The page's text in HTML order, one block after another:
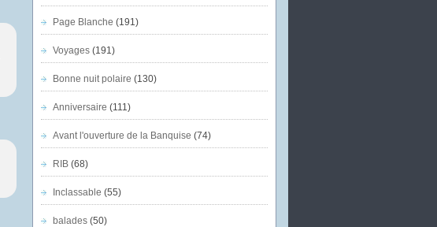
Page Blanche (191)
Voyages(191)
Bonne nuit polaire (130)
Anniversaire (111)
Avant l'ouverture de la Banquise (74)
RIB(68)
Inclassable (55)
balades(50)